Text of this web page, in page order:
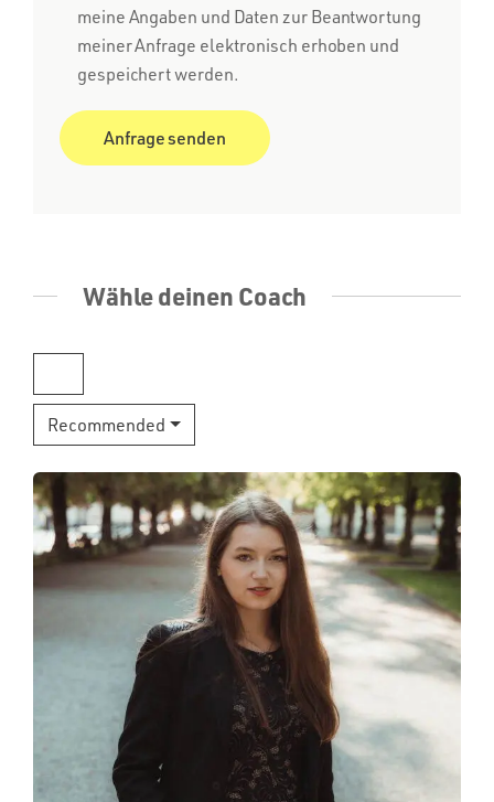
meine Angaben und Daten zur Beantwortung
meiner Anfrage elektronisch erhoben und
gespeichert werden.
Wähle deinen Coach
Recommended